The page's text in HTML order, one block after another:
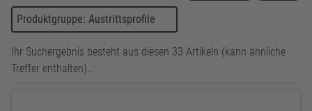
Produktgruppe: Austrittsprofile
Ihr Suchergebnis besteht aus diesen 33 Artikeln (kann ähnliche
Treffer enthalten)…